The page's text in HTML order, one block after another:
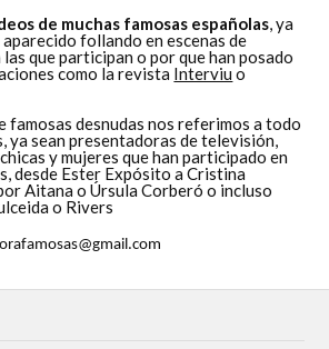
de muchas famosas españolas, ya
aparecido follando en escenas de
que participan o por que han posado
como la revista Interviu o
famosas desnudas nos referimos a todo
ya sean presentadoras de televisión,
y mujeres que han participado en
desde Ester Expósito a Cristina
Aitana o Úrsula Corberó o incluso
o Rivers